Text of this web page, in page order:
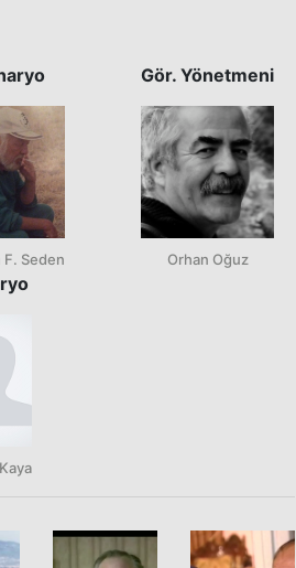
F. Seden
Gör. Yönetmeni
Orhan Oğuz